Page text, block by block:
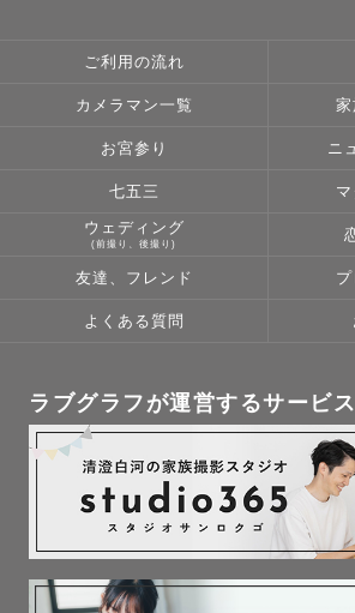
ご利用の流れ
カメラマン一覧 家
お宮参り ニ
七五三
ウェディング
(前撮り、後撮り)
友達、フレンド
よくある質問
ラブグラフが運営するサービス